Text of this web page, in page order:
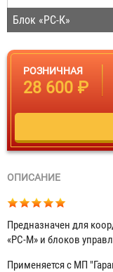
Блок «РС-К»
РОЗНИЧНАЯ
28 600 ₽
ОПИСАНИЕ
Предназначен для
«РС-М» и блоков
Применяется с МП